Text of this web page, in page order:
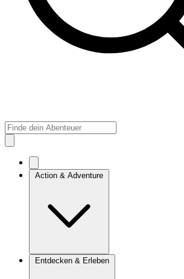
Action & Adventure
Entdecken & Erleben